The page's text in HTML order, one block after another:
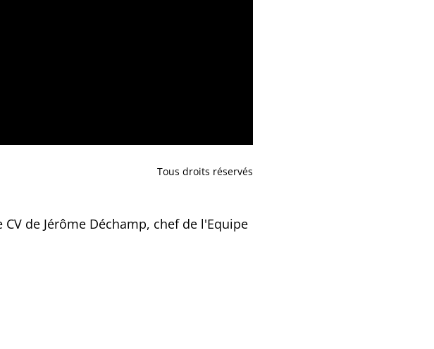
Tous droits réservés
de Jérôme Déchamp, chef de l'Equipe